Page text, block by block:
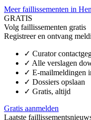
Meer faillissementen in
GRATIS
Volg faillissementen gratis
Registreer en ontvang
✓ Curator
✓ Alle verslagen
✓ E-mailmeldingen
✓ Dossiers opslaan
✓ Gratis, altijd
Gratis aanmelden
Laatste